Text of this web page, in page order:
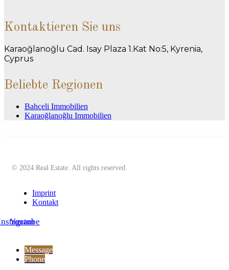
Kontaktieren Sie uns
Karaoğlanoğlu Cad. Isay Plaza 1.Kat No:5, Kyrenia,
Cyprus
Beliebte Regionen
Bahçeli Immobilien
Karaoğlanoğlu Immobilien
© 2024 Real Estate. All rights reserved.
Imprint
Kontakt
Youtube
Message
Phone